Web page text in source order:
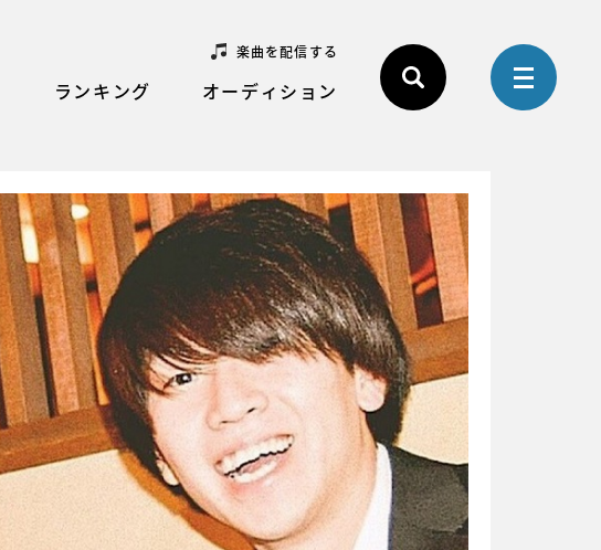
楽曲を配信する
ランキング オーディション